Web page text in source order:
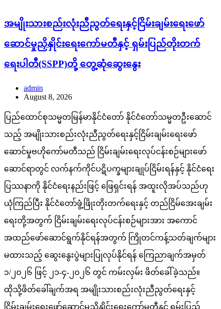
အမျိုးသားစည်းလုံးညီညွတ်ရေးနှင့်ငြိမ်းချမ်းရေးဖော်
ဆောင်မှုညှိနှိုင်းရေးကော်မတီနှင့် ရှမ်းပြည်တိုးတက်
ရေးပါတီ(SSPP)တို့ တွေ့ဆုံဆွေးနွေး
admin
August 8, 2026
ပြည်ထောင်စုသမ္မတမြန်မာနိုင်ငံတော် နိုင်ငံတော်သမ္မတဦးဆောင်
သည့် အမျိုးသားစည်းလုံးညီညွတ်ရေးနှင့်ငြိမ်းချမ်းရေးဖော်
ဆောင်မှုဗဟိုကော်မတီသည် ငြိမ်းချမ်းရေးလုပ်ငန်းစဉ်များဖော်
ဆောင်ရာတွင် လက်နက်ကိုင်ပဋိပက္ခများချုပ်ငြိမ်းရန်နှင့် နိုင်ငံရေး
ပြဿနာကို နိုင်ငံရေးနည်းဖြင့် ဖြေရှင်းရန် အထူးလိုအပ်သည်ဟု
ယုံကြည်ပြီး နိုင်ငံတော်ဖွံ့ဖြိုးတိုးတက်ရေးနှင့် တည်ငြိမ်အေးချမ်း
ရေးတို့အတွက် ငြိမ်းချမ်းရေးလုပ်ငန်းစဉ်များအား အကောင်
အထည်ဖော်ဆောင်ရွက်နိုင်ရန်အတွက် ကြိုတင်ကန့်သတ်ချက်များ
မထားသည့် ဆွေးနွေးပွဲများပြုလုပ်နိုင်ရန် ကြေညာချက်အမှတ်
၁/၂၀၂၆ ဖြင့် ၂၁-၄-၂၀၂၆ တွင် ကမ်းလှမ်း ဖိတ်ခေါ်ခဲ့သည်။
ထိုသို့ဖိတ်ခေါ်ချက်အရ အမျိုးသားစည်းလုံးညီညွတ်ရေးနှင့်
ငြိမ်းချမ်းရေးဖော်ဆောင်မှုညှိနှိုင်းရေးကော်မတီနှင့် ရှမ်းပြည်